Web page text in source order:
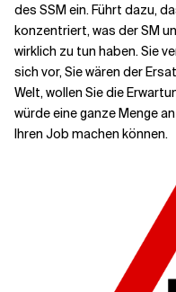
des SSM ein. Führt dazu,
konzentriert, was der SM
wirklich zu tun haben. Sie
sich vor, Sie wären der
Welt, wollen Sie die
würde eine ganze Menge
Ihren Job machen können.